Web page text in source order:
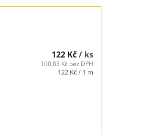
122 Kč/ ks
100,83 Kč bez DPH
Měrná
122 Kč / 1 m